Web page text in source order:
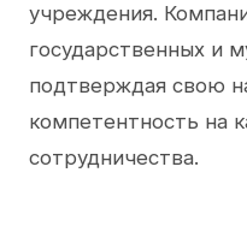
учреждения.
государственных и
подтверждая свою
компетентность на
сотрудничества.